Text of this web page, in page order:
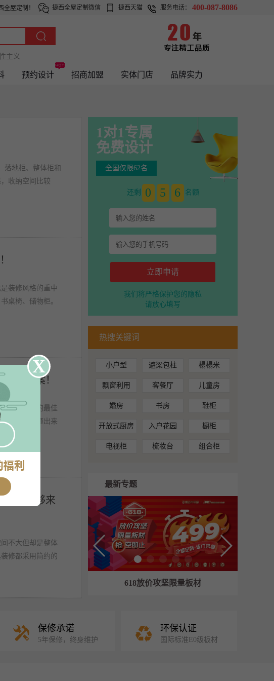
全屋定制！ 捷西全屋定制微信 捷西天猫 服务电话： 400-087-8086
主义
预约设计 招商加盟 实体门店 品牌实力
落地柜、整体柜和
收纳空间比较
装修风格的重中
桌椅、储物柜。
和方案！
室内设计的最佳
真金白银砸出来
厚都不够来
不大但却是整体
修都采用简约的
1对1专属
免费设计
全国仅限62名
还剩 0 5 6 名额
立即申请
我们将严格保护您的隐私
请放心填写
热搜关键词
小户型 避梁包柱 榻榻米
飘窗利用 客餐厅 儿童房
婚房 书房 鞋柜
开放式厨房 入户花园 橱柜
电视柜 梳妆台 组合柜
最新专题
618放价攻坚限量板材
保修承诺
5年保修，终身维护
环保认证
国际标准E0级板材
X